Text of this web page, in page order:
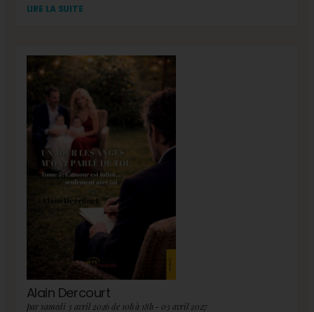
LIRE LA SUITE
Alain Dercourt
par samedi 3 avril 2026 de 10h à 18h - 03 avril 2027